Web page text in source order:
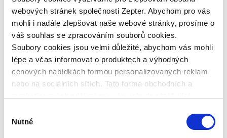
webových stránek společnosti Zepter. Abychom pro vás
mohli i nadále zlepšovat naše webové stránky, prosíme o
váš souhlas se zpracováním souborů cookies.
Soubory cookies jsou velmi důležité, abychom vás mohli
lépe a včas informovat o produktech a výhodných
cenových nabídkách formou personalizovaných reklam
nebo na sociálních sítích. Tato forma obchodních a
souhlasu
Nutné
V případě poruchy vašeho výrobku stačí
kontaktovat naši zákaznickou linku: +420 311 331
887 nebo naše servisní středisko: servis@zepter.cz
Technická data